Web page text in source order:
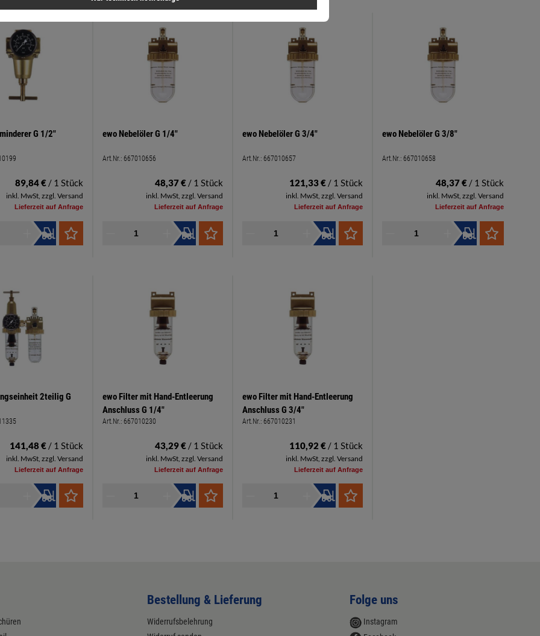
G 1/2"
89,84 € / 1 Stück
inkl. MwSt, zzgl. Versand
Lieferzeit auf Anfrage
ewo Nebelöler G 1/4"
Art.Nr.: 667010656
48,37 € / 1 Stück
inkl. MwSt, zzgl. Versand
Lieferzeit auf Anfrage
ewo Nebelöler G 3/4"
Art.Nr.: 667010657
121,33 € / 1 Stück
inkl. MwSt, zzgl. Versand
Lieferzeit auf Anfrage
ewo Nebelöler G 3/8"
Art.Nr.: 667010658
48,37 € / 1 Stück
inkl. MwSt, zzgl. Versand
Lieferzeit auf Anfrage
2teilig G
141,48 € / 1 Stück
inkl. MwSt, zzgl. Versand
Lieferzeit auf Anfrage
ewo Filter mit Hand-Entleerung
Anschluss G 1/4"
Art.Nr.: 667010230
43,29 € / 1 Stück
inkl. MwSt, zzgl. Versand
Lieferzeit auf Anfrage
ewo Filter mit Hand-Entleerung
Anschluss G 3/4"
Art.Nr.: 667010231
110,92 € / 1 Stück
inkl. MwSt, zzgl. Versand
Lieferzeit auf Anfrage
Bestellung & Lieferung
Widerrufsbelehrung
Folge uns
Instagram